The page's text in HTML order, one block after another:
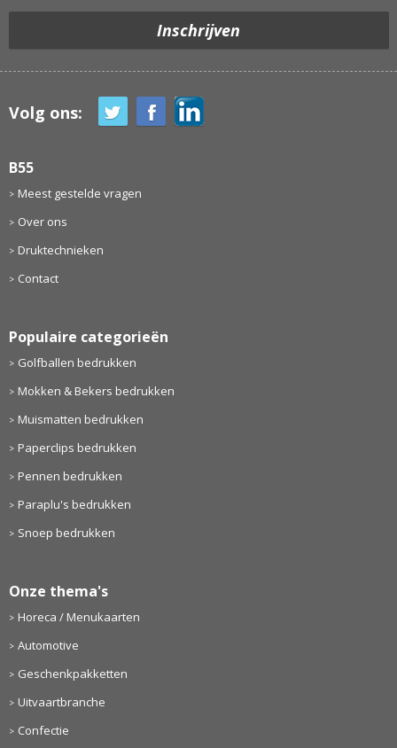
Volg ons:
B55
Meest gestelde vragen
Over ons
Druktechnieken
Contact
Populaire categorieën
Golfballen bedrukken
Mokken & Bekers bedrukken
Muismatten bedrukken
Paperclips bedrukken
Pennen bedrukken
Paraplu's bedrukken
Snoep bedrukken
Onze thema's
Horeca / Menukaarten
Automotive
Geschenkpakketten
Uitvaartbranche
Confectie